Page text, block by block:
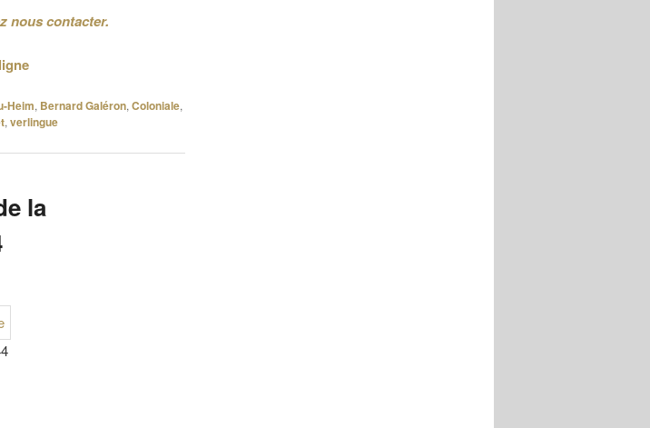
nous contacter.
Heim, Bernard Galéron, Coloniale,
, verlingue
la